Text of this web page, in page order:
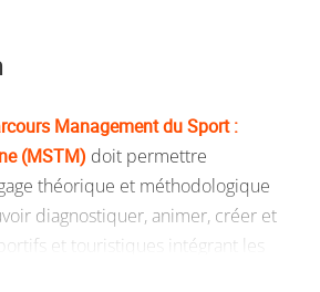
Management du Sport :
(MSTM) doit permettre
théorique et méthodologique
diagnostiquer, animer, créer et
et touristiques intégrant les
économiques et climatiques)